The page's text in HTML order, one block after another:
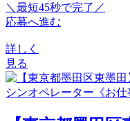
＼最短45秒で完了／
応募へ進む
詳しく
見る